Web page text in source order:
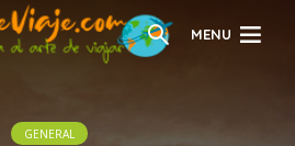
MENU
GENERAL